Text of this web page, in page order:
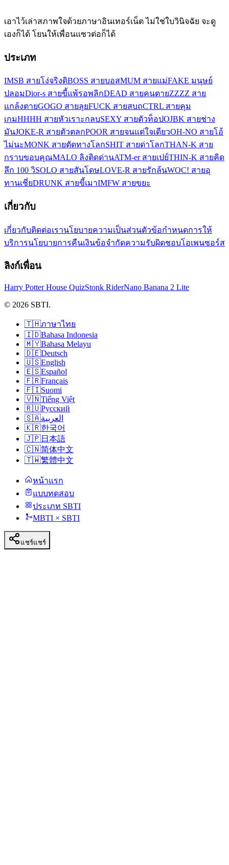
เอาไว้เล่าสภาพใจด้วยภาษาอินเทอร์เน็ต ไม่ใช่ใบวินิจฉัย จะดู
เองก็ได้ โยนให้เพื่อนแซวต่อก็ได้
ประเภท
IMSB สายโง่จริงดิBOSS สายบอสMUM สายแม่FAKE มนุษย์
ปลอมDior-s สายขี้แพ้รอพลิกDEAD สายคนตายZZZZ สาย
แกล้งตายGOGO สายลุยFUCK สายสบถCTRL สายคุม
เกมHHHH สายหัวเราะกลบSEXY สายตัวท็อปOJBK สายช่าง
มันJOKE-R สายตัวตลกPOOR สายจนแต่ใจเดียวOH-NO สายโอ้
ไม่นะMONK สายตัดทางโลกSHIT สายด่าโลกTHAN-K สาย
กราบขอบคุณMALO ลิงติดด่านATM-er สายเปย์THIN-K สายคิด
ลึก 100 วิSOLO สายสันโดษLOVE-R สายรักล้นWOC! สายอุ
ทานเชี่ยDRUNK สายขี้เมาIMFW สายขยะ
เกี่ยวกับ
เกี่ยวกับติดต่อเรานโยบายความเป็นส่วนตัวข้อกำหนดการให้
บริการนโยบายการคืนเงินข้อจำกัดความรับผิดชอบโอเพนซอร์ส
ลิงก์เพื่อน
Harry Potter House QuizStonk RiderNano Banana 2 Lite
© 2026 SBTI.
🇹🇭ภาษาไทย
🇮🇩Bahasa Indonesia
🇲🇾Bahasa Melayu
🇩🇪Deutsch
🇺🇸English
🇪🇸Español
🇫🇷Français
🇫🇮Suomi
🇻🇳Tiếng Việt
🇷🇺Русский
🇸🇦العربية
🇰🇷한국어
🇯🇵日本語
🇨🇳简体中文
🇹🇼繁體中文
หน้าแรก
แบบทดสอบ
ประเภท SBTI
MBTI × SBTI
แชร์แชร์